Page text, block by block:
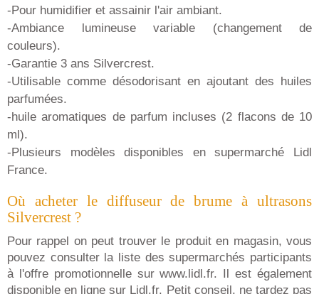
-Pour humidifier et assainir l'air ambiant.
-Ambiance lumineuse variable (changement de
couleurs).
-Garantie 3 ans Silvercrest.
-Utilisable comme désodorisant en ajoutant des huiles
parfumées.
-huile aromatiques de parfum incluses (2 flacons de 10
ml).
-Plusieurs modèles disponibles en supermarché Lidl
France.
Où acheter le diffuseur de brume à ultrasons
Silvercrest ?
Pour rappel on peut trouver le produit en magasin, vous
pouvez consulter la liste des supermarchés participants
à l'offre promotionnelle sur www.lidl.fr. Il est également
disponible en ligne sur Lidl.fr. Petit conseil, ne tardez pas